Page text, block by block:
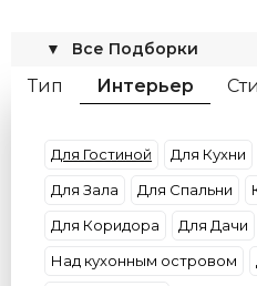
Все Подборки
▼
Тип Интерьер
Форма
Декор
Цвет арматуры
Бренды
Кол-во
Страна
Для Гостиной Для Кухни
Для Зала
Для Спальни
Для Коридора
Для Дачи
Над кухонным островом